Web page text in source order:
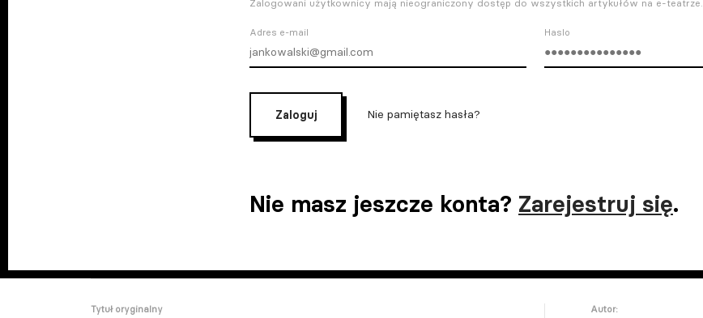
Zalogowani użytkownicy mają nieograniczony dostęp do wszystkich artykułów na e-teatrze.
Adres e-mail Haslo
Zaloguj Nie pamiętasz hasła?
Nie masz jeszcze konta? Zarejestruj się.
Tytuł oryginalny Autor: